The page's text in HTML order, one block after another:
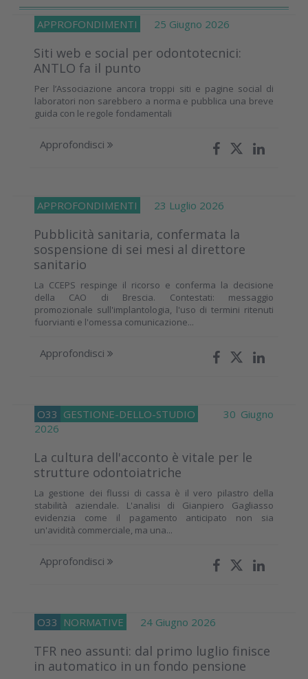
APPROFONDIMENTI 25 Giugno 2026
Siti web e social per odontotecnici:
ANTLO fa il punto
Per l’Associazione ancora troppi siti e pagine social di
laboratori non sarebbero a norma e pubblica una breve
guida con le regole fondamentali
Approfondisci
APPROFONDIMENTI 23 Luglio 2026
Pubblicità sanitaria, confermata la
sospensione di sei mesi al direttore
sanitario
La CCEPS respinge il ricorso e conferma la decisione
della CAO di Brescia. Contestati: messaggio
promozionale sull'implantologia, l'uso di termini ritenuti
fuorvianti e l'omessa comunicazione...
Approfondisci
O33 GESTIONE-DELLO-STUDIO
30 Giugno
2026
La cultura dell'acconto è vitale per le
strutture odontoiatriche
La gestione dei flussi di cassa è il vero pilastro della
stabilità aziendale. L'analisi di Gianpiero Gagliasso
evidenzia come il pagamento anticipato non sia
un'avidità commerciale, ma una...
Approfondisci
O33 NORMATIVE 24 Giugno 2026
TFR neo assunti: dal primo luglio finisce
in automatico in un fondo pensione